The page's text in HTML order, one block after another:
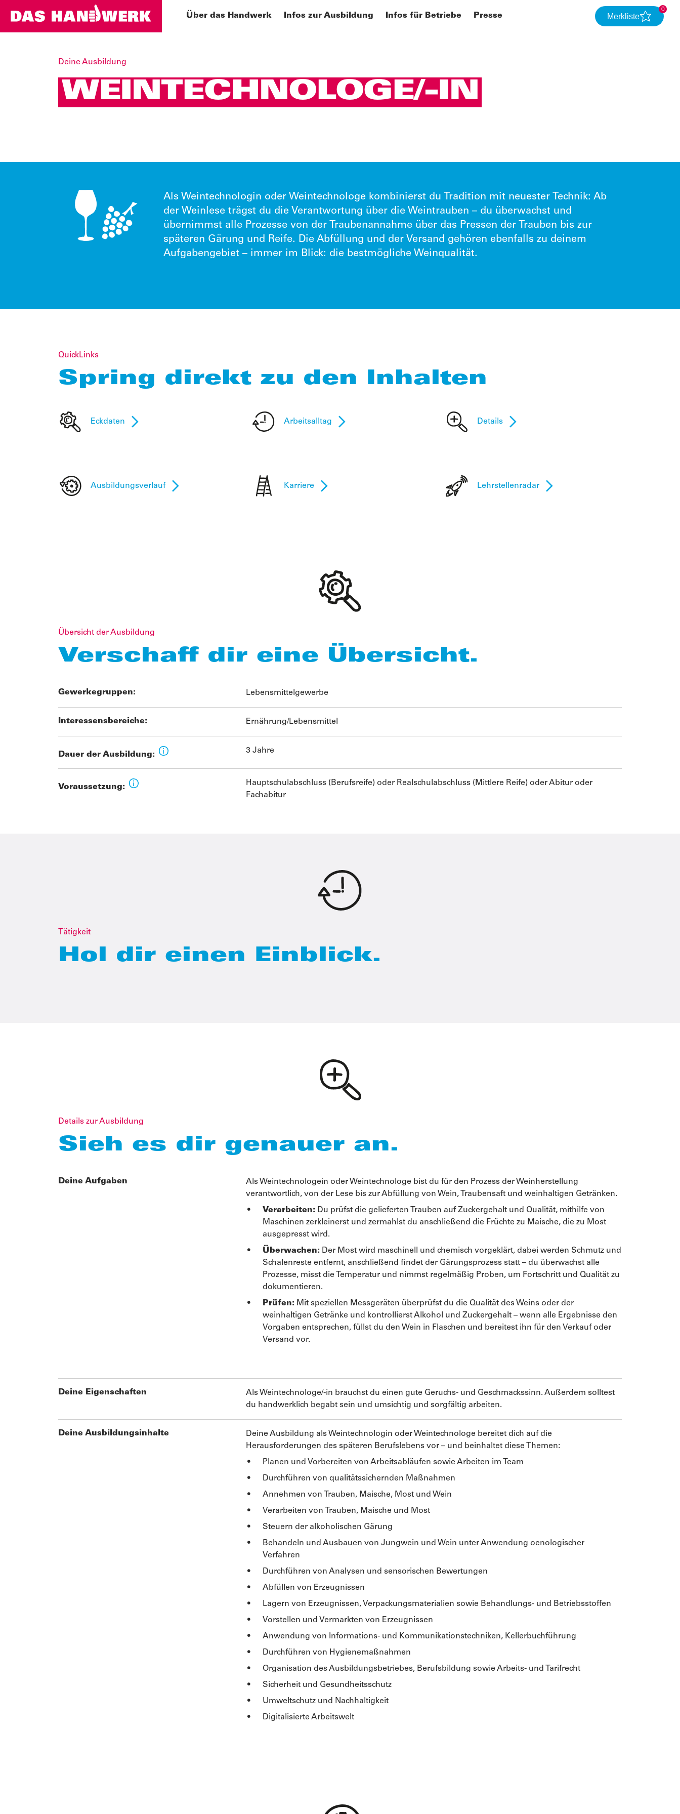
Über das Handwerk Infos zur Ausbildung Infos für Betriebe Presse Merkliste
0
Deine Ausbildung
WEINTECHNOLOGE/-IN
Als Weintechnologin oder Weintechnologe kombinierst du Tradition mit neuester Technik: Ab
der Weinlese trägst du die Verantwortung über die Weintrauben – du überwachst und
übernimmst alle Prozesse von der Traubenannahme über das Pressen der Trauben bis zur
späteren Gärung und Reife. Die Abfüllung und der Versand gehören ebenfalls zu deinem
Aufgabengebiet – immer im Blick: die bestmögliche Weinqualität.
QuickLinks
Spring direkt zu den Inhalten
Eckdaten Arbeitsalltag Details
Ausbildungsverlauf Karriere Lehrstellenradar
Übersicht der Ausbildung
Verschaff dir eine Übersicht.
Gewerkegruppen: Lebensmittelgewerbe
Interessensbereiche: Ernährung/Lebensmittel
Dauer der Ausbildung: 3 Jahre
Voraussetzung:
Hauptschulabschluss (Berufsreife) oder Realschulabschluss (Mittlere Reife) oder Abitur oder
Fachabitur
Tätigkeit
Hol dir einen Einblick.
Details zur Ausbildung
Sieh es dir genauer an.
Deine Aufgaben
Als Weintechnologein oder Weintechnologe bist du für den Prozess der Weinherstellung
verantwortlich, von der Lese bis zur Abfüllung von Wein, Traubensaft und weinhaltigen Getränken.
Verarbeiten: Du prüfst die gelieferten Trauben auf Zuckergehalt und Qualität, mithilfe von
Maschinen zerkleinerst und zermahlst du anschließend die Früchte zu Maische, die zu Most
ausgepresst wird.
Überwachen: Der Most wird maschinell und chemisch vorgeklärt, dabei werden Schmutz und
Schalenreste entfernt, anschließend findet der Gärungsprozess statt – du überwachst alle
Prozesse, misst die Temperatur und nimmst regelmäßig Proben, um Fortschritt und Qualität zu
dokumentieren.
Prüfen: Mit speziellen Messgeräten überprüfst du die Qualität des Weins oder der
weinhaltigen Getränke und kontrollierst Alkohol und Zuckergehalt – wenn alle Ergebnisse den
Vorgaben entsprechen, füllst du den Wein in Flaschen und bereitest ihn für den Verkauf oder
Versand vor.
Deine Eigenschaften
Als Weintechnologe/-in brauchst du einen gute Geruchs- und Geschmackssinn. Außerdem solltest
du handwerklich begabt sein und umsichtig und sorgfältig arbeiten.
Deine Ausbildungsinhalte
Deine Ausbildung als Weintechnologin oder Weintechnologe bereitet dich auf die
Herausforderungen des späteren Berufslebens vor – und beinhaltet diese Themen:
Planen und Vorbereiten von Arbeitsabläufen sowie Arbeiten im Team
Durchführen von qualitätssichernden Maßnahmen
Annehmen von Trauben, Maische, Most und Wein
Verarbeiten von Trauben, Maische und Most
Steuern der alkoholischen Gärung
Behandeln und Ausbauen von Jungwein und Wein unter Anwendung oenologischer
Verfahren
Durchführen von Analysen und sensorischen Bewertungen
Abfüllen von Erzeugnissen
Lagern von Erzeugnissen, Verpackungsmaterialien sowie Behandlungs- und Betriebsstoffen
Vorstellen und Vermarkten von Erzeugnissen
Anwendung von Informations- und Kommunikationstechniken, Kellerbuchführung
Durchführen von Hygienemaßnahmen
Organisation des Ausbildungsbetriebes, Berufsbildung sowie Arbeits- und Tarifrecht
Sicherheit und Gesundheitsschutz
Umweltschutz und Nachhaltigkeit
Digitalisierte Arbeitswelt